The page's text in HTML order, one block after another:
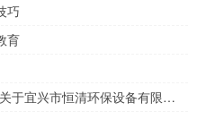
巧
育
宜兴市恒清环保设备有限公司(关于宜兴市恒清环保设备有限公司简述)